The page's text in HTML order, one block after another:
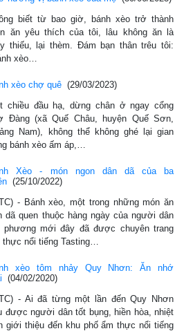
biết từ bao giờ, bánh xèo trở thành
ăn yêu thích của tôi, lâu không ăn là
thiếu, lại thèm. Đám bạn thân trêu tôi:
xèo…
xèo chợ quê (29/03/2023)
chiều đầu hạ, dừng chân ở ngay cổng
Đàng (xã Quế Châu, huyện Quế Sơn,
Nam), không thể không ghé lại gian
bánh xèo ấm áp,…
Xèo - món ngon dân dã của ba
(25/10/2022)
- Bánh xèo, một trong những món ăn
dã quen thuộc hàng ngày của người dân
phương mới đây đã được chuyên trang
thực nổi tiếng Tasting…
xèo tôm nhảy Quy Nhơn: Ăn nhớ
(04/02/2020)
- Ai đã từng một lần đến Quy Nhơn
được người dân tốt bụng, hiền hòa, nhiệt
giới thiệu đến khu phố ẩm thực nổi tiếng